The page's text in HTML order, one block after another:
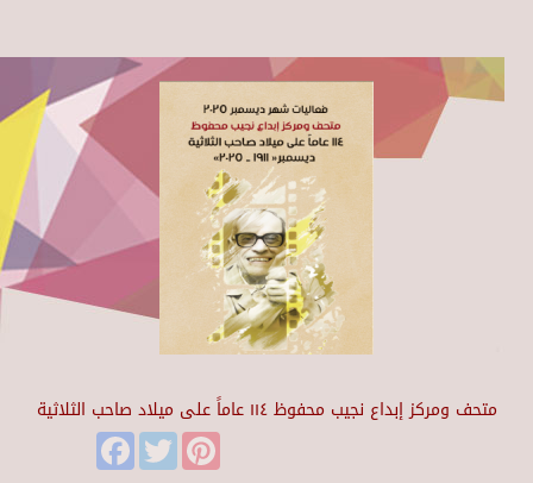
متحف ومركز إبداع نجيب محفوظ ١١٤ عاماً على ميلاد صاحب الثلاثية
FacebookTwitter